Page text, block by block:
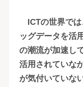
ICTの世界では
ッグデータを活
の潮流が加速し
活用されていな
が気付いていな